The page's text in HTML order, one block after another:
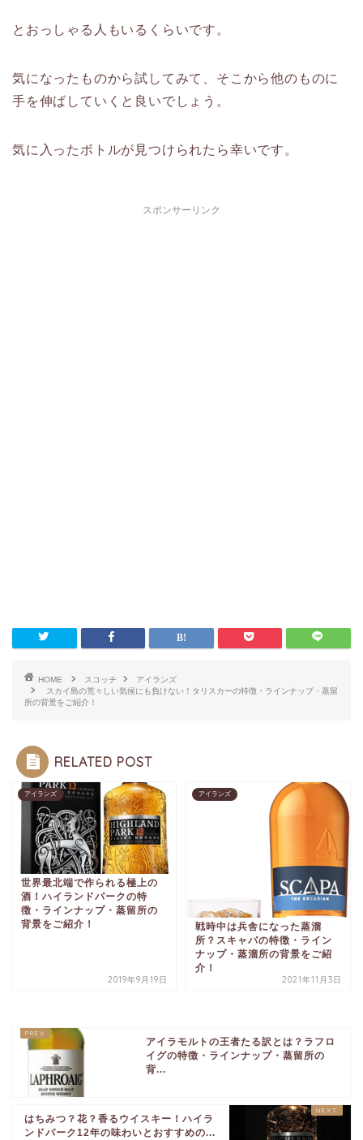
とおっしゃる人もいるくらいです。
気になったものから試してみて、そこから他のものに
手を伸ばしていくと良いでしょう。
気に入ったボトルが見つけられたら幸いです。
スポンサーリンク
HOME スコッチ
アイランズ
スカイ島の荒々しい気候にも負けない！タリスカーの特徴・ラインナップ・蒸留
所の背景をご紹介！
RELATED POST
アイランズ
世界最北端で作られる極上の
酒！ハイランドパークの特
徴・ラインナップ・蒸留所の
背景をご紹介！
2019年9月19日
アイランズ
戦時中は兵舎になった蒸溜
所？スキャパの特徴・ライン
ナップ・蒸溜所の背景をご紹
介！
2021年11月3日
アイラモルトの王者たる訳とは？ラフロ
イグの特徴・ラインナップ・蒸留所の
背...
はちみつ？花？香るウイスキー！ハイラ
ンドパーク12年の味わいとおすすめの...